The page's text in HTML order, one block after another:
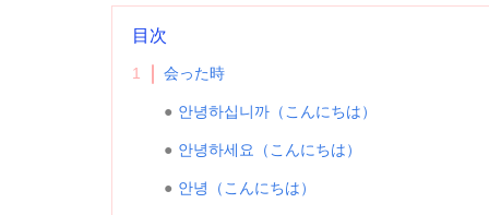
目次
1 会った時
안녕하십니까（こんにちは）
안녕하세요（こんにちは）
안녕（こんにちは）